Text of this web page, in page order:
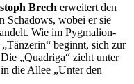
Brech erweitert den
Schadows, wobei er sie
Wie im Pygmalion-
beginnt, sich zur
„Quadriga“ zieht unter
die Allee „Unter den